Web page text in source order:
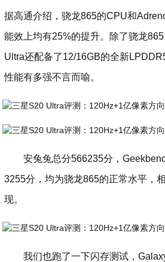
据高通介绍，骁龙865的CPU和
能效上均有25%的提升。除了骁龙
Ultra还配备了12/16GB的全新
性能有多强不言而喻。
安兔兔总分566235分，
3255分，均为骁龙865的正常水平，
现。
我们也跑了一下闪存测试，